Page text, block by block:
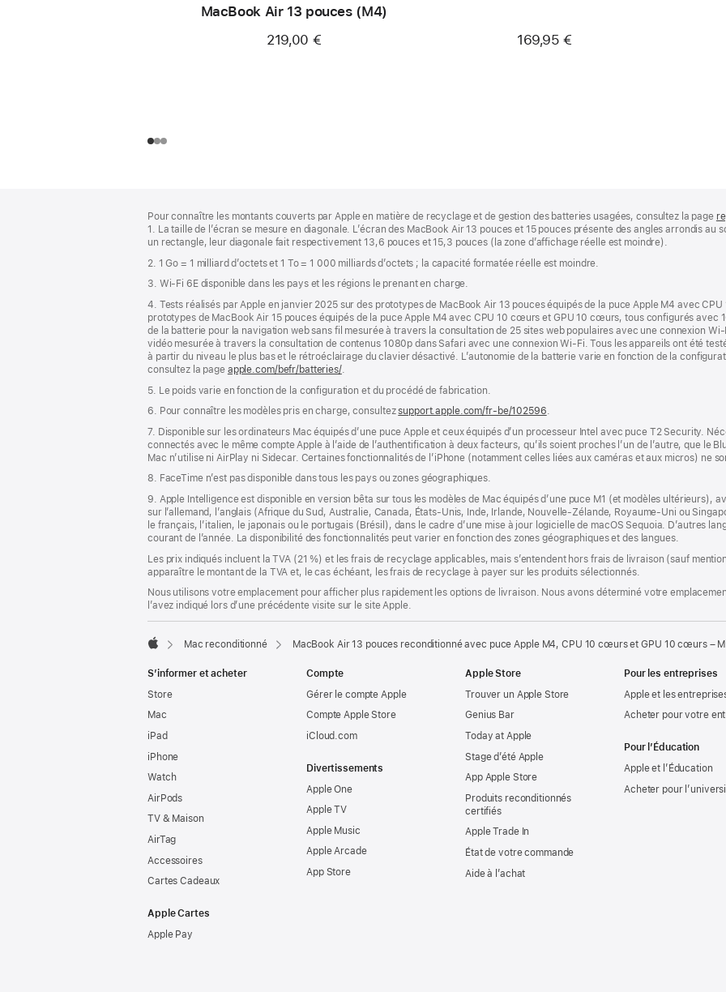
MacBook Air 13 pouces (M4)
219,00 €
169,95 €
de
page
de
bas
page
Pour connaître les montants couverts par Apple en matière de recyclage et de gestion des batteries usagées, consultez la page
1. La taille de l’écran se mesure en diagonale. L’écran des MacBook Air 13 pouces et 15 pouces présente des angles arrondis au
un rectangle, leur diagonale fait respectivement 13,6 pouces et 15,3 pouces (la zone d’affichage réelle est moindre).
2. 1 Go = 1 milliard d’octets et 1 To = 1 000 milliards d’octets ; la capacité formatée réelle est moindre.
3. Wi-Fi 6E disponible dans les pays et les régions le prenant en charge.
4. Tests réalisés par Apple en janvier 2025 sur des prototypes de MacBook Air 13 pouces équipés de la puce Apple M4 avec
prototypes de MacBook Air 15 pouces équipés de la puce Apple M4 avec CPU 10 cœurs et GPU 10 cœurs, tous configurés avec
de la batterie pour la navigation web sans fil mesurée à travers la consultation de 25 sites web populaires avec une connexion
vidéo mesurée à travers la consultation de contenus 1080p dans Safari avec une connexion Wi-Fi. Tous les appareils ont été
à partir du niveau le plus bas et le rétroéclairage du clavier désactivé. L’autonomie de la batterie varie en fonction de la
consultez la page apple.com/befr/batteries/.
5. Le poids varie en fonction de la configuration et du procédé de fabrication.
6. Pour connaître les modèles pris en charge, consultezsupport.apple.com/fr-be/102596.
7. Disponible sur les ordinateurs Mac équipés d’une puce Apple et ceux équipés d’un processeur Intel avec puce T2 Security.
connectés avec le même compte Apple à l’aide de l’authentification à deux facteurs, qu’ils soient proches l’un de l’autre, que le
Mac n’utilise ni AirPlay ni Sidecar. Certaines fonctionnalités de l’iPhone (notamment celles liées aux caméras et aux micros) ne
8. FaceTime n’est pas disponible dans tous les pays ou zones géographiques.
9. Apple Intelligence est disponible en version bêta sur tous les modèles de Mac équipés d’une puce M1 (et modèles ultérieurs),
sur l’allemand, l’anglais (Afrique du Sud, Australie, Canada, États-Unis, Inde, Irlande, Nouvelle-Zélande, Royaume-Uni ou
le français, l’italien, le japonais ou le portugais (Brésil), dans le cadre d’une mise à jour logicielle de macOS Sequoia. D’autres
courant de l’année. La disponibilité des fonctionnalités peut varier en fonction des zones géographiques et des langues.
Les prix indiqués incluent la TVA (21 %) et les frais de recyclage applicables, mais s’entendent hors frais de livraison (sauf
apparaître le montant de la TVA et, le cas échéant, les frais de recyclage à payer sur les produits sélectionnés.
Nous utilisons votre emplacement pour afficher plus rapidement les options de livraison. Nous avons déterminé votre
l’avez indiqué lors d’une précédente visite sur le site Apple.
Mac reconditionné MacBook Air 13 pouces reconditionné avec puce Apple M4, CPU 10 cœurs et GPU 10 cœurs –
S’informer et acheter
Store
Mac
iPad
iPhone
Watch
AirPods
TV & Maison
AirTag
Accessoires
Cartes Cadeaux
Apple Cartes
Apple Pay
Compte
Gérer le compte Apple
Compte Apple Store
iCloud.com
Divertissements
Apple One
Apple TV
Apple Music
Apple Arcade
App Store
Apple Store
Trouver un Apple Store
Genius Bar
Today at Apple
Stage d’été Apple
App Apple Store
Produits reconditionnés
certifiés
Apple Trade In
État de votre commande
Aide à l’achat
Pour les entreprises
Apple et les
Acheter pour votre
Pour l’Éducation
Apple et l’Éducation
Acheter pour